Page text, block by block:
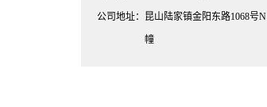
公司地址：昆山陆家镇金阳东路1068号N
幢